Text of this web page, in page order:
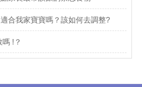
合我家寶寶嗎？該如何去調整?
!？